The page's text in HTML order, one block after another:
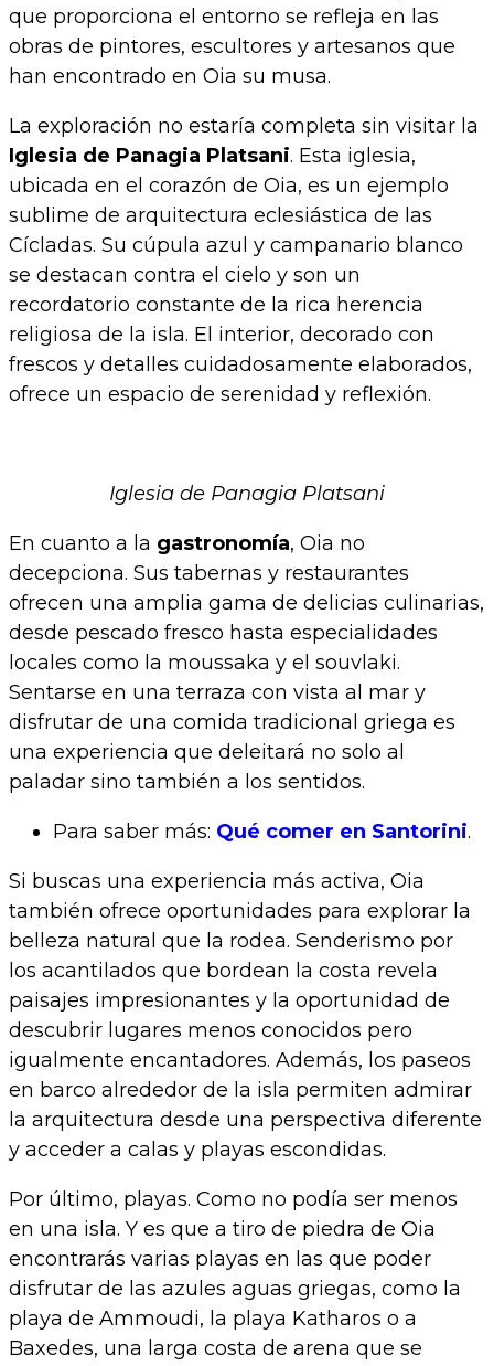
que proporciona el entorno se refleja en las
obras de pintores, escultores y artesanos que
han encontrado en Oia su musa.
La exploración no estaría completa sin visitar la
Iglesia de Panagia Platsani. Esta iglesia,
ubicada en el corazón de Oia, es un ejemplo
sublime de arquitectura eclesiástica de las
Cícladas. Su cúpula azul y campanario blanco
se destacan contra el cielo y son un
recordatorio constante de la rica herencia
religiosa de la isla. El interior, decorado con
frescos y detalles cuidadosamente elaborados,
ofrece un espacio de serenidad y reflexión.
Iglesia de Panagia Platsani
En cuanto a la gastronomía, Oia no
decepciona. Sus tabernas y restaurantes
ofrecen una amplia gama de delicias culinarias,
desde pescado fresco hasta especialidades
locales como la moussaka y el souvlaki.
Sentarse en una terraza con vista al mar y
disfrutar de una comida tradicional griega es
una experiencia que deleitará no solo al
paladar sino también a los sentidos.
Para saber más: Qué comer en Santorini.
Si buscas una experiencia más activa, Oia
también ofrece oportunidades para explorar la
belleza natural que la rodea. Senderismo por
los acantilados que bordean la costa revela
paisajes impresionantes y la oportunidad de
descubrir lugares menos conocidos pero
igualmente encantadores. Además, los paseos
en barco alrededor de la isla permiten admirar
la arquitectura desde una perspectiva diferente
y acceder a calas y playas escondidas.
Por último, playas. Como no podía ser menos
en una isla. Y es que a tiro de piedra de Oia
encontrarás varias playas en las que poder
disfrutar de las azules aguas griegas, como la
playa de Ammoudi, la playa Katharos o a
Baxedes, una larga costa de arena que se